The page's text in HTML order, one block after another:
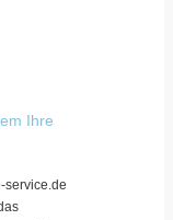
Ihre
service.de